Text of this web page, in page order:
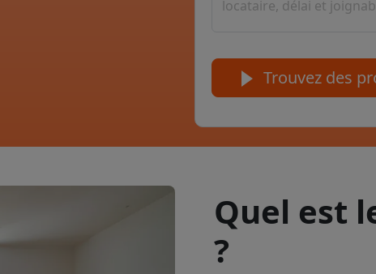
Trouvez des
Quel est
?